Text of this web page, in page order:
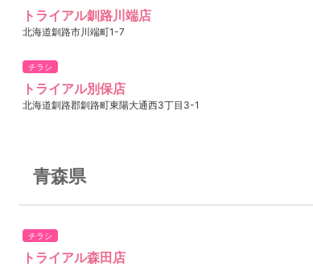
トライアル釧路川端店
北海道釧路市川端町1-7
チラシ
トライアル別保店
北海道釧路郡釧路町東陽大通西3丁目3-1
青森県
チラシ
トライアル森田店